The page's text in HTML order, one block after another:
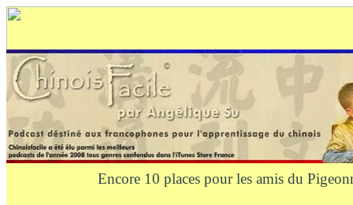
Encore 10 places pour les amis du